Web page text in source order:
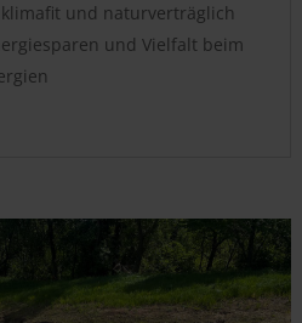
und naturverträglich
und Vielfalt beim